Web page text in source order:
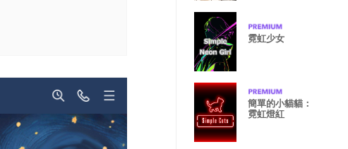
霓虹少女
簡單的小貓貓：
霓虹燈紅